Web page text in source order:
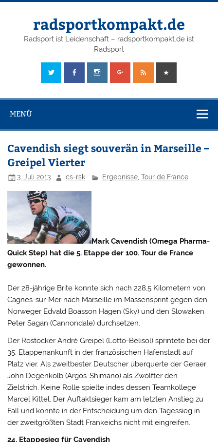
radsportkompakt.de
Radsport ist Leidenschaft – radsportkompakt.de ist
Radsport
MENÜ
Cavendish siegt souverän in Marseille –
Greipel Vierter
3. Juli 2013 cs-rsk Ergebnisse, Tour de France
Mark Cavendish (Omega Pharma-
Quick Step) hat die 5. Etappe der 100. Tour de France
gewonnen.
Der 28-jährige Brite konnte sich nach 228,5 Kilometern von
Cagnes-sur-Mer nach Marseille im Massensprint gegen den
Norweger Edvald Boasson Hagen (Sky) und den Slowaken
Peter Sagan (Cannondale) durchsetzen.
Der Rostocker André Greipel (Lotto-Belisol) sprintete bei der
35. Etappenankunft in der französischen Hafenstadt auf
Platz vier. Als zweitbester Deutscher überquerte der Geraer
John Degenkolb (Argos-Shimano) als Zwölfter den
Zielstrich. Keine Rolle spielte indes dessen Teamkollege
Marcel Kittel. Der Auftaktsieger kam am letzten Anstieg zu
Fall und konnte in der Entscheidung um den Tagessieg in
der zweitgrößten Stadt Frankeichs nicht mit eingreifen.
24. Etappesieg für Cavendish